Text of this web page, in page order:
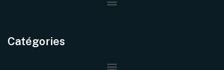
Catégories